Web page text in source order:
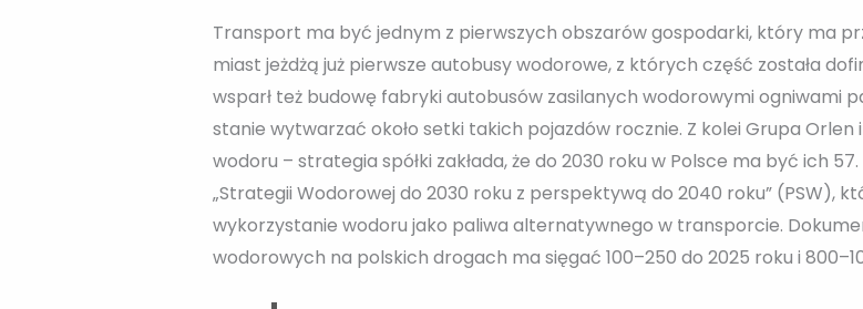
Transport ma być jednym z pierwszych obszarów gospodarki, który ma
miast jeżdżą już pierwsze autobusy wodorowe, z których część została
wsparł też budowę fabryki autobusów zasilanych wodorowymi ogniwami
stanie wytwarzać około setki takich pojazdów rocznie. Z kolei Grupa
wodoru – strategia spółki zakłada, że do 2030 roku w Polsce ma być ich
„Strategii Wodorowej do 2030 roku z perspektywą do 2040 roku” (PSW),
wykorzystanie wodoru jako paliwa alternatywnego w transporcie.
wodorowych na polskich drogach ma sięgać 100–250 do 2025 roku i